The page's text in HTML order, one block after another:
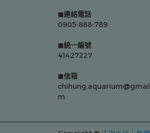
◼連絡電話
0905-888-789
◼統一編號
41427227
◼信箱
m